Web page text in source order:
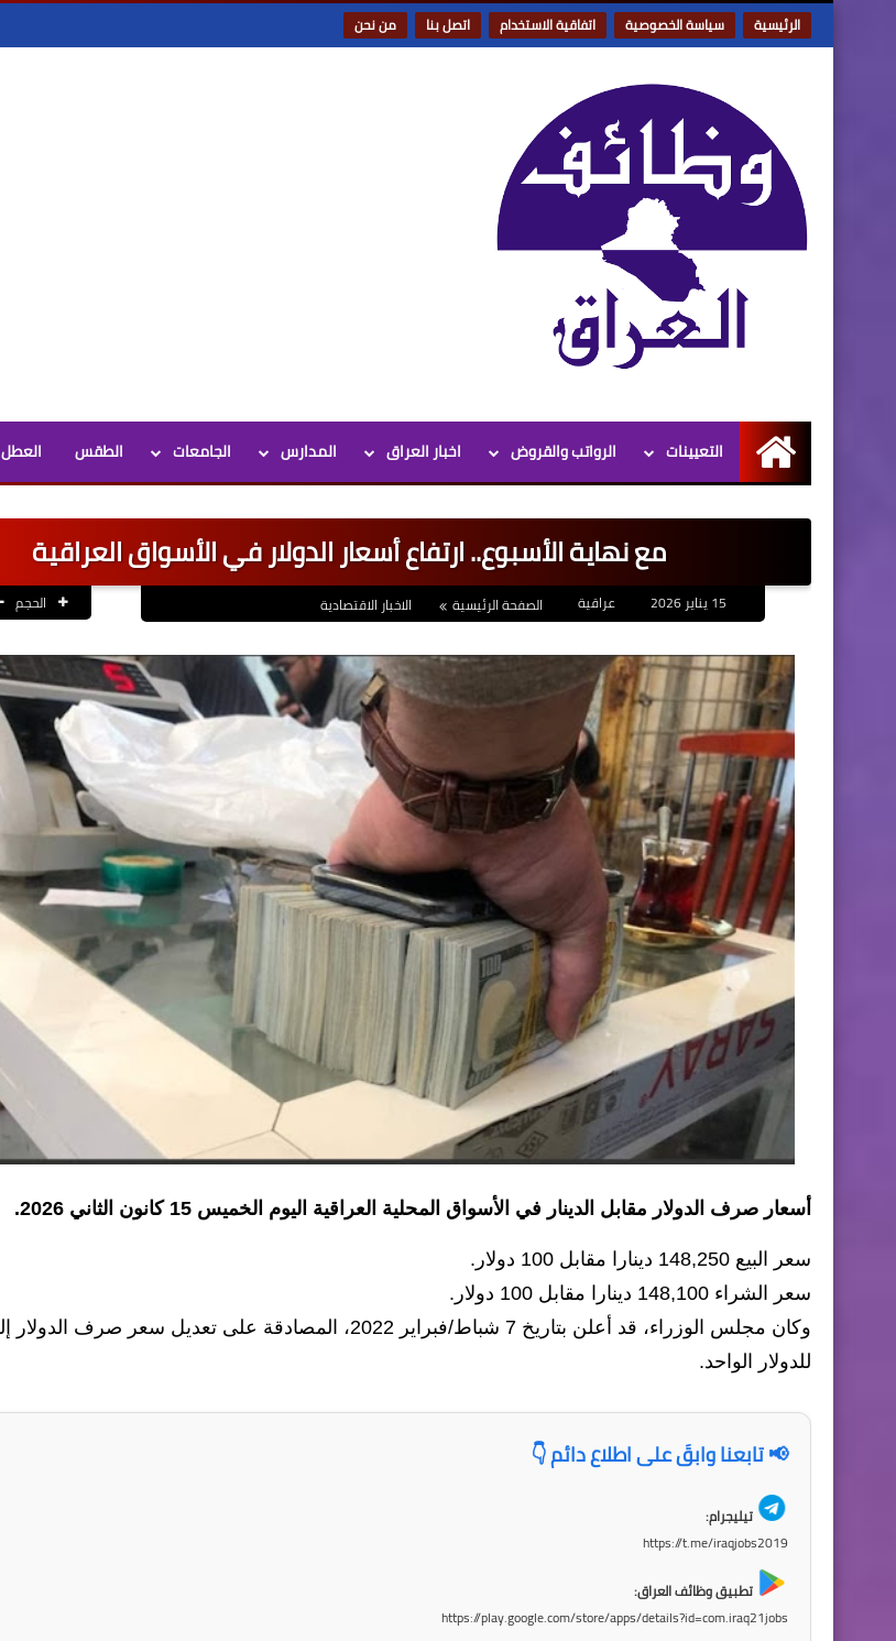
الرئيسية سياسة الخصوصية اتفاقية الاستخدام اتصل بنا من نحن
الرئيسية
التعيينات الرواتب والقروض اخبار العراق المدارس الجامعات الطقس العطل
مع نهاية الأسبوع.. ارتفاع أسعار الدولار في الأسواق العراقية
عراقية الصفحة الرئيسية الاخبار الاقتصادية الحجم
أسعار صرف الدولار مقابل الدينار في الأسواق المحلية العراقية اليوم الخميس 15 كانون الثاني 2026.
سعر البيع 148,250 دينارا مقابل 100 دولار.
سعر الشراء 148,100 دينارا مقابل 100 دولار.
للدولار الواحد.
📢 تابعنا وابقَ على اطلاع دائم 👇
تيليجرام:
https://t.me/iraqjobs2019
تطبيق وظائف العراق:
https://play.google.com/store/apps/details?id=com.iraq21jobs